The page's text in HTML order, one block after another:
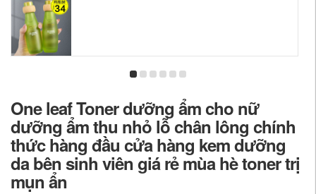
One leaf Toner dưỡng ẩm cho nữ
dưỡng ẩm thu nhỏ lỗ chân lông chính
thức hàng đầu cửa hàng kem dưỡng
da bên sinh viên giá rẻ mùa hè toner trị
mụn ẩn